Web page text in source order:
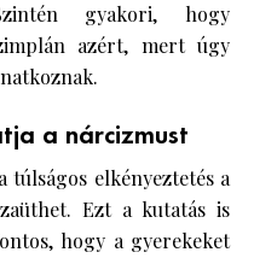
gyakori, hogy
azért, mert úgy
a nárcizmust
túlságos elkényeztetés a
Ezt a kutatás is
hogy a gyerekeket